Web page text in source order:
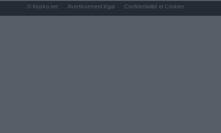
© Kiosko.net Avertissement légal Confidentialité et Cookies